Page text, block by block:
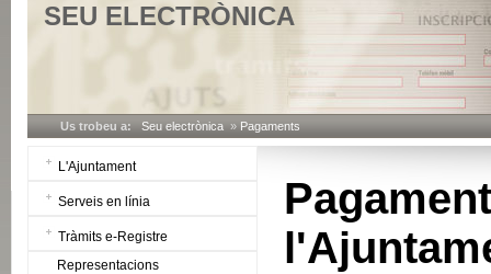
SEU ELECTRÒNICA
Us trobeu a: Seu electrònica » Pagaments
L'Ajuntament
Serveis en línia
Tràmits e-Registre
Representacions